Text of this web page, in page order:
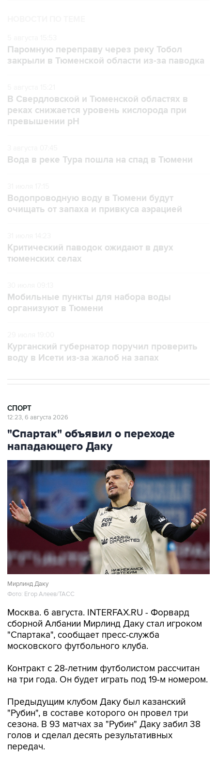
Паромную переправу через реку Тобол
закрыли в Тюменской области из-за паводка
В Свердловской и Тюменской областях в
реках снижается уровень кислорода при
превышении рН
Вода в реке Тура пошла на спад в Тюмени
Водопроводную воду в Тюмени будут
очищать от запаха и привкуса аэрацией
Критический паводок ожидают в двух
тюменских селах
Мобильные пункты для набора воды
организуют в Тюмени
Курганский губернатор поручил проверить
воду в Исети из-за жалоб на запах
СПОРТ
12:23, 6 августа 2026
"Спартак" объявил о переходе
нападающего Даку
Мирлинд Даку
Фото: Егор Алеев/ТАСС
Москва. 6 августа. INTERFAX.RU - Форвард
сборной Албании Мирлинд Даку стал игроком
"Спартака", сообщает пресс-служба
московского футбольного клуба.
Контракт с 28-летним футболистом рассчитан
на три года. Он будет играть под 19-м номером.
Предыдущим клубом Даку был казанский
"Рубин", в составе которого он провел три
сезона. В 93 матчах за "Рубин" Даку забил 38
голов и сделал десять результативных
передач.